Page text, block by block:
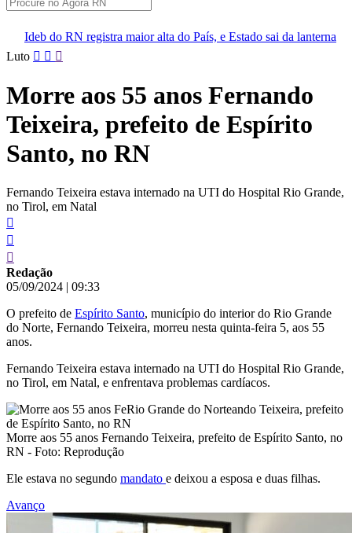
maior alta do País, e Estado sai da lanterna
Larissa Rosado
Pular
conteúdo
Luto
Morre aos 55 anos Fernando
Teixeira, prefeito de Espírito
Santo, no RN
Fernando Teixeira estava internado na UTI do Hospital Rio Grande,
no Tirol, em Natal
Redação
05/09/2024 | 09:33
O prefeito de Espírito Santo, município do interior do Rio Grande
do Norte, Fernando Teixeira, morreu nesta quinta-feira 5, aos 55
anos.
Fernando Teixeira estava internado na UTI do Hospital Rio Grande,
no Tirol, em Natal, e enfrentava problemas cardíacos.
Morre aos 55 anos Fernando Teixeira, prefeito de Espírito Santo, no
RN - Foto: Reprodução
Ele estava no segundo mandato e deixou a esposa e duas filhas.
Avanço